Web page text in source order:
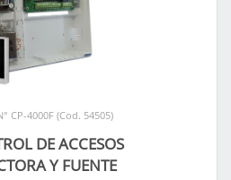
CP-4000F (Cod. 54505)
DE ACCESOS
Y FUENTE